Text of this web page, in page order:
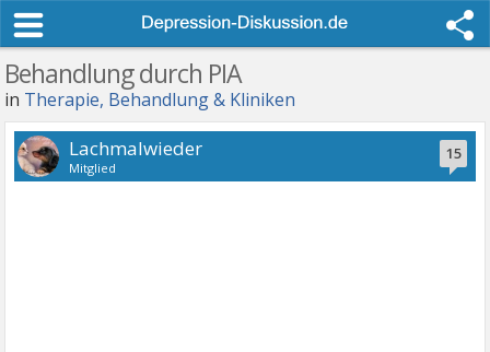
Behandlung durch PIA
in Therapie, Behandlung & Kliniken
15
Lachmalwieder
Mitglied